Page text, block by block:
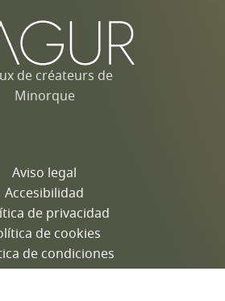
de créateurs de
Minorque
Aviso legal
Accesibilidad
de privacidad
de cookies
de condiciones